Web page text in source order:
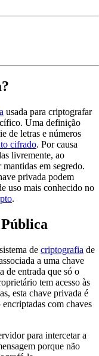
usada para criptografar
Uma definição
de letras e números
cifrado. Por causa
livremente, ao
mantidas em segredo.
privada podem
uso mais conhecido no
.
de criptografia de
a uma chave
de entrada que só o
tem acesso às
esta chave privada é
encriptadas com chaves
para intercetar a
porque não